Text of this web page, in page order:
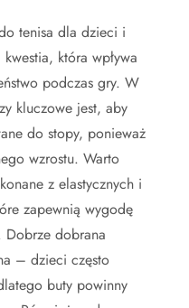
tenisa dla dzieci i
która wpływa
podczas gry. W
kluczowe jest, aby
do stopy, ponieważ
wzrostu. Warto
z elastycznych i
zapewnią wygodę
dobrana
– dzieci często
buty powinny